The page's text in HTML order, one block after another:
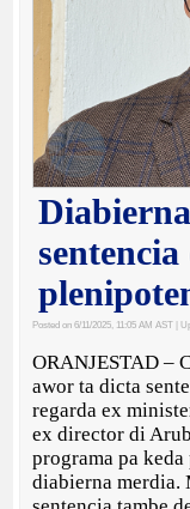
Posted on 6/11/2025, 11:05 AM AST |
ORANJESTAD –
awor ta dicta
regarda ex
ex director di
programa pa
diabierna merdia.